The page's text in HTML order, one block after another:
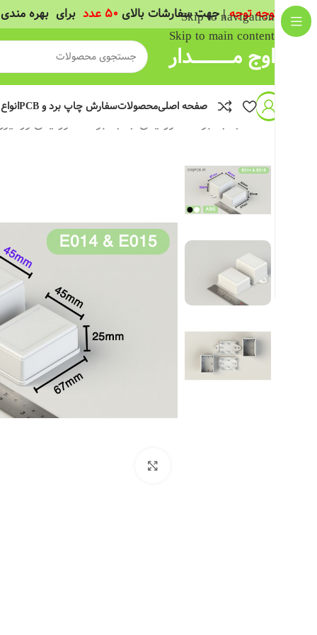
Skip to navigation
Skip to main content
( توجه توجه| جهت سفارشات بالای 50 عدد برای بهره
اوج مــــــــــــــدار
صفحه اصلیمحصولاتسفارش چاپ برد و PCB
خانه جعبه برد الکترونیکی جعبه برد الکترونیکی